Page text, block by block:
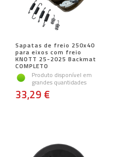
Sapatas de freio 250x40
para eixos com freio
KNOTT 25-2025 Backmat
COMPLETO
Produto disponível em
grandes quantidades
33,29 €